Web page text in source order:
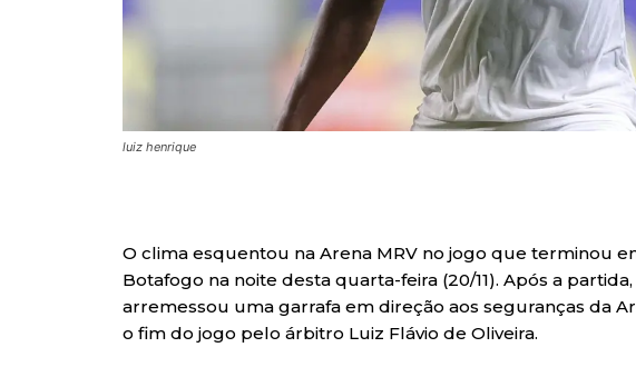
luiz henrique
O clima esquentou na Arena MRV no jogo que terminou
Botafogo na noite desta quarta-feira (20/11). Após a
arremessou uma garrafa em direção aos seguranças da
o fim do jogo pelo árbitro Luiz Flávio de Oliveira.